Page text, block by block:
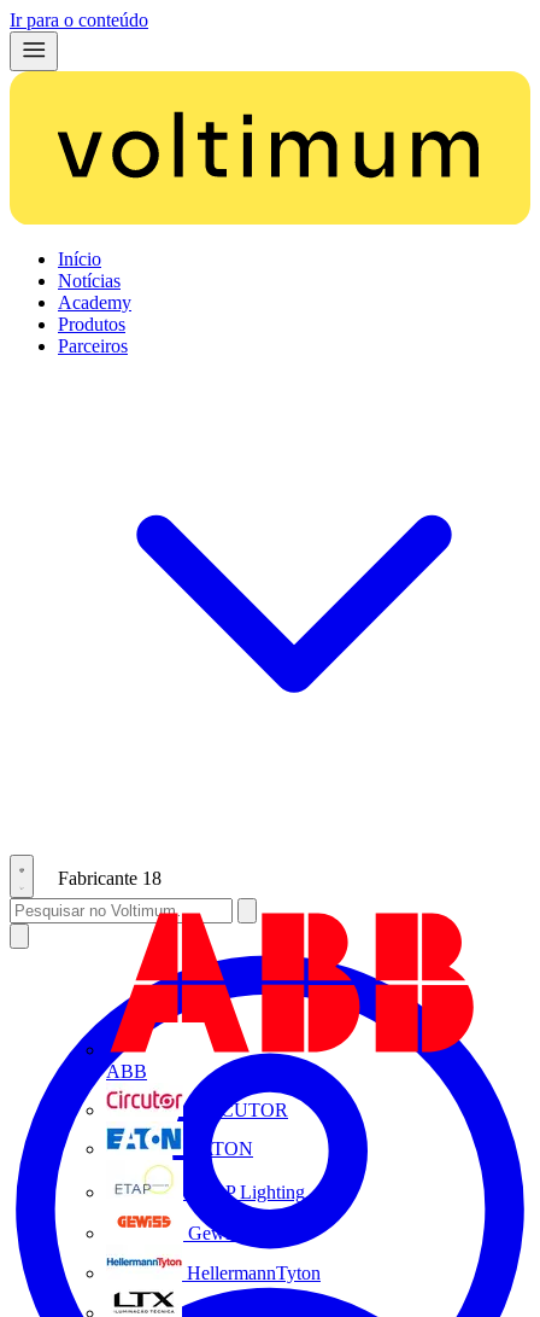
Ir para o conteúdo
Início
Notícias
Academy
Produtos
Parceiros
Fabricante 18
ABB
CIRCUTOR
EATON
ETAP Lighting
Gewiss
HellermannTyton